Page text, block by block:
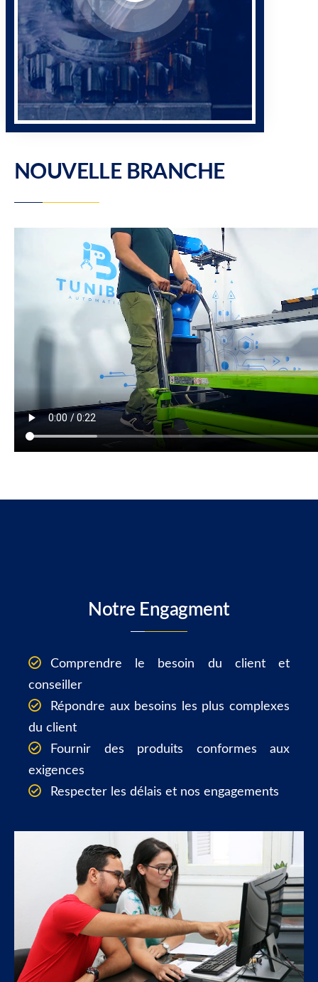
NOUVELLE BRANCHE
Notre Engagment
Comprendre le besoin du client et
conseiller
Répondre aux besoins les plus complexes
du client
Fournir des produits conformes aux
exigences
Respecter les délais et nos engagements